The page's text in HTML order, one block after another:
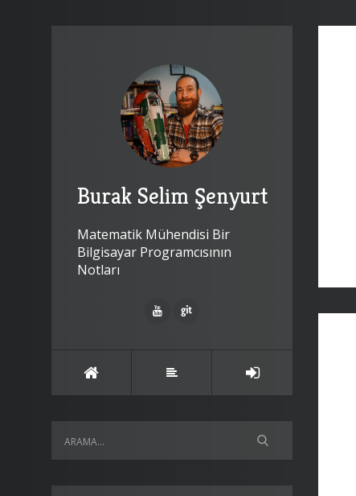
Burak Selim Şenyurt
Matematik Mühendisi Bir
Bilgisayar Programcısının
Notları